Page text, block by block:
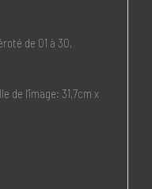
de 01 à 30,
de l’image: 31,7cm x